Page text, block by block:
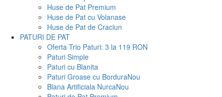
Huse de Pat Premium
Huse de Pat cu Volanase
Huse de Pat de Craciun
PATURI DE PAT
Oferta Trio Paturi: 3 la 119 RON
Paturi Simple
Paturi cu Blanita
Paturi Groase cu BorduraNou
Blana Artificiala NurcaNou